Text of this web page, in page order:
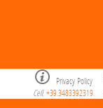
Privacy Policy
Cell. +39.3483392319